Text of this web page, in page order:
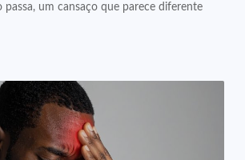
passa, um cansaço que parece diferente